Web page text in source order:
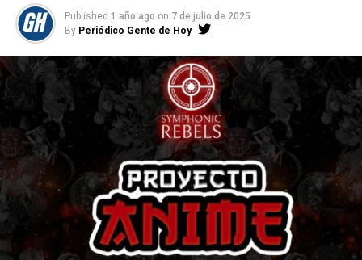
Published 1 año ago on 7 de julio de 2025
By Periódico Gente de Hoy